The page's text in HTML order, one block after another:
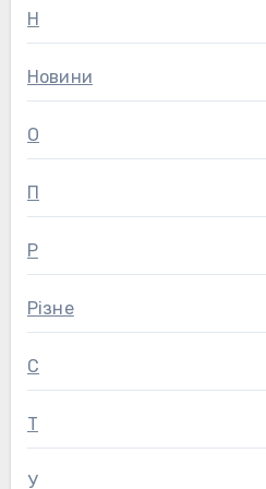
Н
Новини
О
П
Р
Різне
С
Т
У